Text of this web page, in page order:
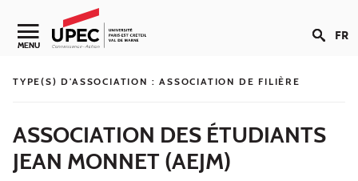
Aller au contenu
Navigation secondaire
MENU FR
TYPE(S) D'ASSOCIATION :ASSOCIATION DE FILIÈRE
ASSOCIATION DES ÉTUDIANTS
JEAN MONNET (AEJM)